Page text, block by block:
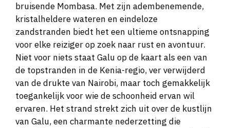
bruisende Mombasa. Met zijn adembenemende,
kristalheldere wateren en eindeloze
zandstranden biedt het een ultieme ontsnapping
voor elke reiziger op zoek naar rust en avontuur.
Niet voor niets staat Galu op de kaart als een van
de topstranden in de Kenia-regio, ver verwijderd
van de drukte van Nairobi, maar toch gemakkelijk
toegankelijk voor wie de schoonheid ervan wil
ervaren. Het strand strekt zich uit over de kustlijn
van Galu, een charmante nederzetting die